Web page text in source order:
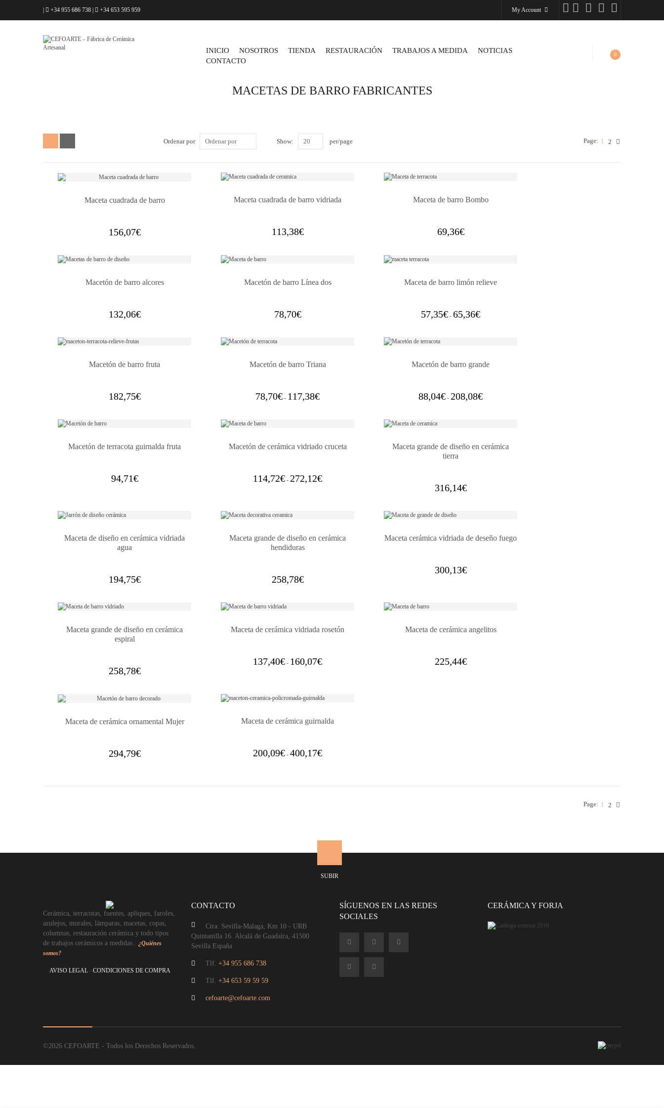
+34 955 686 738 +34 653 595 959 My Account
INICIO NOSOTROS TIENDA RESTAURACIÓN TRABAJOS A MEDIDA
NOTICIAS
CONTACTO
0
MACETAS DE BARRO FABRICANTES
Ordenar por Ordenar por Show: 20 per/page Page: 1 2
Maceta cuadrada de barro
156,07€
Maceta cuadrada de barro vidriada
113,38€
Maceta de barro Bombo
69,36€
Macetón de barro alcores
132,06€
Macetón de barro Línea dos
78,70€
Maceta de barro limón relieve
57,35€ - 65,36€Rango
de
65,36€
Macetón de barro fruta
182,75€
Macetón de barro Triana
78,70€ - 117,38€Rango
de
Macetón de barro grande
88,04€ - 208,08€Rango
de
208,08€
Macetón de terracota guirnalda fruta
94,71€
Macetón de cerámica vidriado cruceta
114,72€ - 272,12€Rango
de
Maceta grande de diseño en cerámica
tierra
316,14€
Maceta de diseño en cerámica vidriada
agua
194,75€
Maceta grande de diseño en cerámica
hendiduras
258,78€
Maceta cerámica vidriada de deseño fuego
300,13€
Maceta grande de diseño en cerámica
espiral
258,78€
Maceta de cerámica vidriada rosetón
137,40€ - 160,07€Rango
de
hasta
Maceta de cerámica angelitos
225,44€
Maceta de cerámica ornamental Mujer
294,79€
Maceta de cerámica guirnalda
200,09€ - 400,17€Rango
de
Page: 1 2
Cerámica, terracotas, fuentes, apliques, faroles,
azulejos, murales, lámparas, macetas, copas,
columnas, restauración cerámica y todo tipos
de trabajos cerámicos a medidas..
¿Quiénes
somos?
AVISO LEGAL- CONDICIONES DE COMPRA
CONTACTO
Ctra. Sevilla-Malaga, Km 10 - URB
Quintanilla 16. Alcalá de Guadaíra, 41500
Sevilla España
Tlf. +34 955 686 738
Tlf. +34 653 59 59 59
cefoarte@cefoarte.com
SÍGUENOS EN LAS REDES
SOCIALES
CERÁMICA Y FORJA
©2026 CEFOARTE - Todos los Derechos Reservados.
SUBIR